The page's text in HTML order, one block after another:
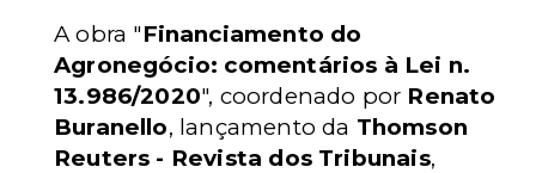
A obra "Financiamento do
Agronegócio: comentários à Lei n.
13.986/2020", coordenado por Renato
Buranello, lançamento da Thomson
Reuters - Revista dos Tribunais,